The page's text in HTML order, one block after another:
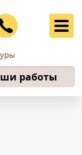
работы